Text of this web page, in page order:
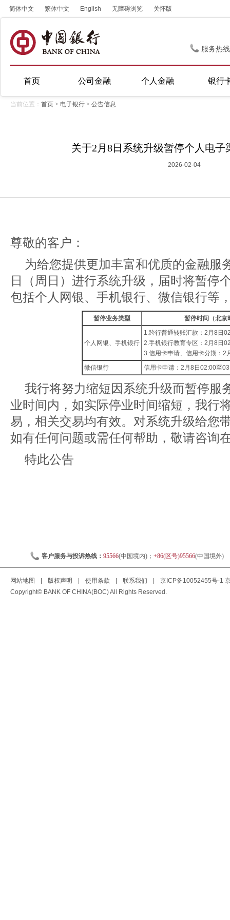
简体中文 繁体中文 English 无障碍浏览 关怀版
服务热
首页 公司金融 个人金融 银行
当前位置： 首页 > 电子银行 > 公告信息
关于2月8日系统升级暂停个人电子
2026-02-04
尊敬的客户：
为给您提供更加丰富和优质的金融服
日（周日）进行系统升级，届时将暂停
包括个人网银、手机银行、微信银行等
暂停业务类型 暂停时间（北京
个人网银、手机银行
1.跨行普通转账汇款：2月8日
2.手机银行教育专区：2月8日
3.信用卡申请、信用卡分期：2
微信银行
信用卡申请：2月8日02:00至
我行将努力缩短因系统升级而暂停服
业时间内，如实际停业时间缩短，我行
易，相关交易均有效。对系统升级给您
如有任何问题或需任何帮助，敬请咨询
特此公告
客户服务与投诉热线： 95566(中国境内)； +86(区号)95566(中国境外)
网站地图 版权声明 使用条款 联系我们 京ICP备10052455号-1
Copyright© BANK OF CHINA(BOC) All Rights Reserved.